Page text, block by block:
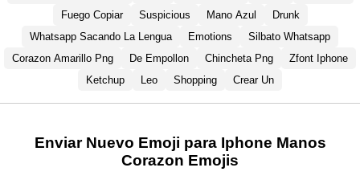
Fuego Copiar
Suspicious Mano Azul
Drunk
Whatsapp Sacando La Lengua
Emotions
Silbato Whatsapp
Corazon Amarillo Png
De Empollon Chincheta Png
Zfont Iphone
Ketchup
Leo Shopping Crear Un
Enviar Nuevo Emoji para Iphone Manos
Corazon Emojis